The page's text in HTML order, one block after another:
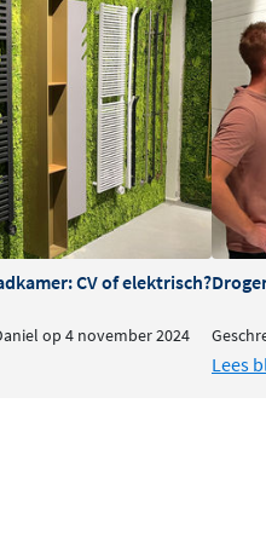
tussen 35°C en
Bij aanvoertemperaturen
met een groot
Vasco Elia is dat verleden
eenvoudig aan op de
dus — de
voor
voordelen. De
CV of elektrisch?
op 4 november 2024
Lees